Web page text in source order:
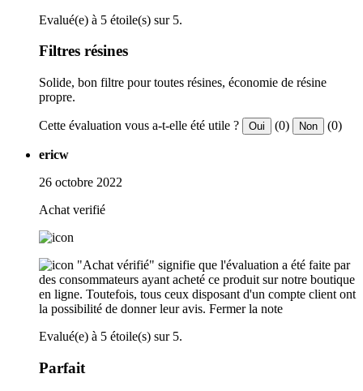
Evalué(e) à 5 étoile(s) sur 5.
Filtres résines
Solide, bon filtre pour toutes résines, économie de résine
propre.
Cette évaluation vous a-t-elle été utile ? Oui (0) Non (0)
ericw
26 octobre 2022
Achat verifié
"Achat vérifié" signifie que l'évaluation a été faite par
des consommateurs ayant acheté ce produit sur notre boutique
en ligne. Toutefois, tous ceux disposant d'un compte client ont
la possibilité de donner leur avis. Fermer la note
Evalué(e) à 5 étoile(s) sur 5.
Parfait